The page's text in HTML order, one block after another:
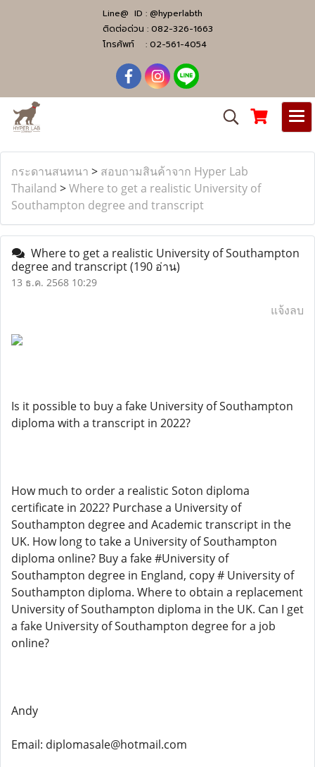
Line@ ID : @hyperlabth
ติดต่อด่วน : 082-326-1663
โทรศัพท์ : 02-561-4054
กระดานสนทนา > สอบถามสินค้าจาก Hyper Lab
Thailand >Where to get a realistic University of
Southampton degree and transcript
Where to get a realistic University of Southampton
degree and transcript(190 อ่าน)
13 ธ.ค. 2568 10:29
แจ้งลบ
Is it possible to buy a fake University of Southampton
diploma with a transcript in 2022?
How much to order a realistic Soton diploma
certificate in 2022? Purchase a University of
Southampton degree and Academic transcript in the
UK. How long to take a University of Southampton
diploma online? Buy a fake #University of
Southampton degree in England, copy # University of
Southampton diploma. Where to obtain a replacement
University of Southampton diploma in the UK. Can I get
a fake University of Southampton degree for a job
online?
Andy
Email: diplomasale@hotmail.com